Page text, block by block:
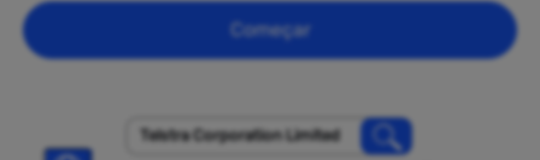
Começar
Telstra Corporation Limited